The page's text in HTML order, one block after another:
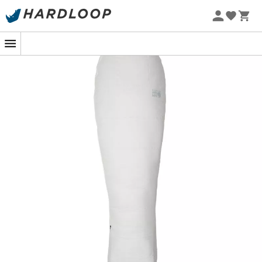
Promos d'été 🔥 -5 % EXTRA dès 2 produits* code Summer5
-5% Extra - Code Summer5